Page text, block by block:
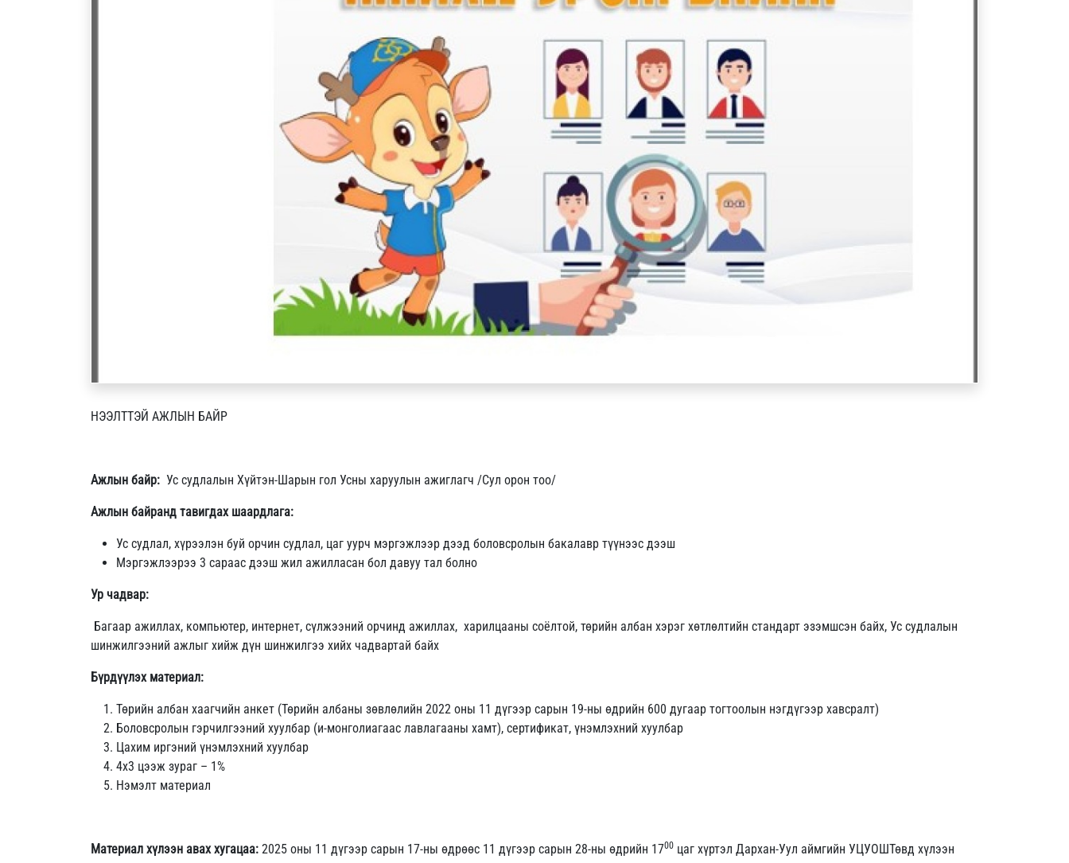
НЭЭЛТТЭЙ АЖЛЫН БАЙР
Ажлын байр: Ус судлалын Хүйтэн-Шарын гол Усны харуулын ажиглагч /Сул орон тоо/
Ажлын байранд тавигдах шаардлага:
Ус судлал, хүрээлэн буй орчин судлал, цаг уурч мэргэжлээр дээд боловсролын бакалавр түүнээс дээш
Мэргэжлээрээ 3 сараас дээш жил ажилласан бол давуу тал болно
Ур чадвар:
Багаар ажиллах, компьютер, интернет, сүлжээний орчинд ажиллах, харилцааны соёлтой, төрийн албан хэрэг хөтлөлтийн стандарт эзэмшсэн байх, Ус судлалын
шинжилгээний ажлыг хийж дүн шинжилгээ хийх чадвартай байх
Бүрдүүлэх материал:
Төрийн албан хаагчийн анкет (Төрийн албаны зөвлөлийн 2022 оны 11 дүгээр сарын 19-ны өдрийн 600 дугаар тогтоолын нэгдүгээр хавсралт)
Боловсролын гэрчилгээний хуулбар (и-монголиагаас лавлагааны хамт), сертификат, үнэмлэхний хуулбар
Цахим иргэний үнэмлэхний хуулбар
4х3 цээж зураг – 1%
Нэмэлт материал
Материал хүлээн авах хугацаа: 2025 оны 11 дүгээр сарын 17-ны өдрөөс 11 дүгээр сарын 28-ны өдрийн 1700 цаг хүртэл Дархан-Уул аймгийн УЦУОШТөвд хүлээн